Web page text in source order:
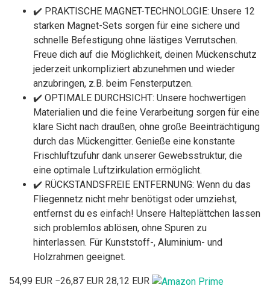
✔️ PRAKTISCHE MAGNET-TECHNOLOGIE: Unsere 12
starken Magnet-Sets sorgen für eine sichere und
schnelle Befestigung ohne lästiges Verrutschen.
Freue dich auf die Möglichkeit, deinen Mückenschutz
jederzeit unkompliziert abzunehmen und wieder
anzubringen, z.B. beim Fensterputzen.
✔️ OPTIMALE DURCHSICHT: Unsere hochwertigen
Materialien und die feine Verarbeitung sorgen für eine
klare Sicht nach draußen, ohne große Beeinträchtigung
durch das Mückengitter. Genieße eine konstante
Frischluftzufuhr dank unserer Gewebsstruktur, die
eine optimale Luftzirkulation ermöglicht.
✔️ RÜCKSTANDSFREIE ENTFERNUNG: Wenn du das
Fliegennetz nicht mehr benötigst oder umziehst,
entfernst du es einfach! Unsere Halteplättchen lassen
sich problemlos ablösen, ohne Spuren zu
hinterlassen. Für Kunststoff-, Aluminium- und
Holzrahmen geeignet.
54,99 EUR −26,87 EUR 28,12 EUR